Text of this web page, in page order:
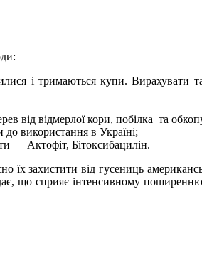
і тримаються купи. Вирахувати
від відмерлої кори, побілка та
використання в Україні;
— Актофіт, Бітоксибацилін.
їх захистити від гусениць
що сприяє інтенсивному